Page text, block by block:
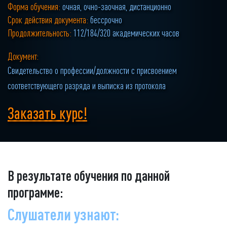
Форма обучения: очная, очно-заочная, дистанционно
Срок действия документа: бессрочно
Продолжительность: 112/184/320 академических часов
Документ:
Свидетельство о профессии/должности с присвоением
соответствующего разряда и выписка из протокола
Заказать курс!
В результате обучения по данной
программе:
Слушатели узнают: